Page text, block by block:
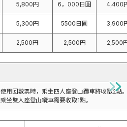
5,800円 6，000日圓 4,400
5,300円 5500日圓 3,900
2,500円 2,500円 2,500
使用回數票時，乘坐四人座登山纜車將收取2點
乘坐雙人座登山纜車需要收取1點。